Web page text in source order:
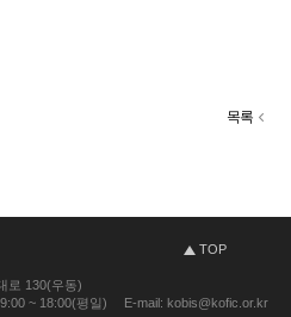
목록
TOP
로 130(우동)
~ 18:00(평일) E-mail: kobis@kofic.or.kr